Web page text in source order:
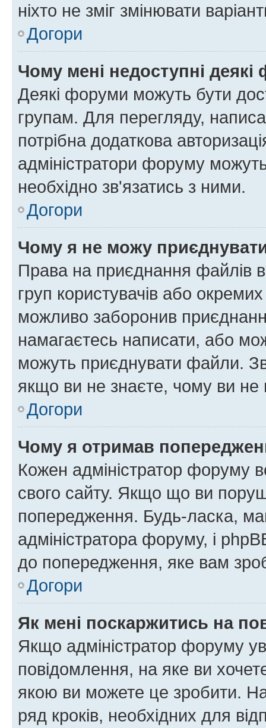
ніхто не зміг змінювати
Догори
Чому мені недоступні
Деякі форуми можуть бути
групам. Для перегляду,
потрібна додаткова
адміністратори форуму
необхідно зв'язатись з ними.
Догори
Чому я не можу
Права на приєднання файлів
груп користувачів або
можливо заборонив
намагаєтесь написати, або
можуть приєднувати файли.
якщо ви не знаєте, чому ви
Догори
Чому я отримав
Кожен адміністратор форуму
свого сайту. Якщо що ви
попередження. Будь-ласка,
адміністратора форуму, і
до попередження, яке вам
Догори
Як мені поскаржитись на
Якщо адміністратор форуму
повідомлення, на яке ви
якою ви можете це зробити.
ряд кроків, необхідних для